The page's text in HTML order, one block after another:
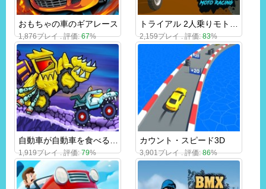
おもちゃの車のギアレース
1,876プレイ . 評価:67% 2,159プレイ . 評価:83%
1,919プレイ . 評価:79%
カウント・スピード3D
3,901プレイ . 評価:86%